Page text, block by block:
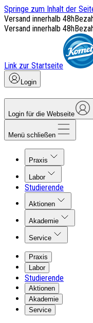
Springe zum Inhalt der
Versand innerhalb 48h
Versand innerhalb 48h
Link zur Startseite
Login
Login für die Webseite
Menü schließen
Praxis
Labor
Studierende
Aktionen
Akademie
Service
Praxis
Labor
Studierende
Aktionen
Akademie
Service